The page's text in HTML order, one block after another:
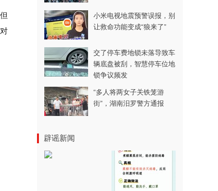
小米电视地震预警误报，别
让救命功能变成“狼来了”
交了停车费地锁未落导致车
辆底盘被刮，智慧停车位地
锁争议频发
“多人将两女子关铁笼游
街”，湖南汨罗警方通报
辟谣新闻